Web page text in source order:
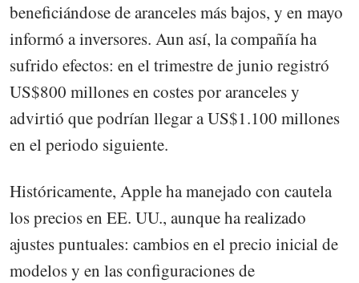
beneficiándose de aranceles más bajos, y en mayo
informó a inversores. Aun así, la compañía ha
sufrido efectos: en el trimestre de junio registró
US$800 millones en costes por aranceles y
advirtió que podrían llegar a US$1.100 millones
en el periodo siguiente.
Históricamente, Apple ha manejado con cautela
los precios en EE. UU., aunque ha realizado
ajustes puntuales: cambios en el precio inicial de
modelos y en las configuraciones de